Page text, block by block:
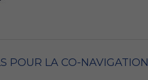
POUR LA CO-NAVIGATION